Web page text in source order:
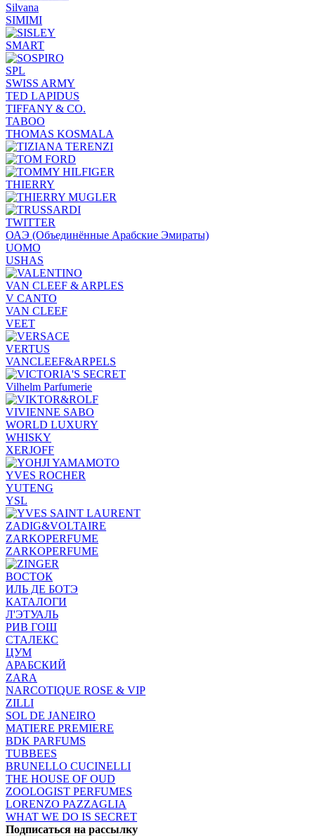
Silvana
SIMIMI
SMART
SPL
SWISS ARMY
TED LAPIDUS
TIFFANY & CO.
TABOO
THOMAS KOSMALA
THIERRY
TWITTER
ОАЭ (Объединённые Арабские Эмираты)
UOMO
USHAS
VAN CLEEF & ARPLES
V CANTO
VAN CLEEF
VEET
VERTUS
VANCLEEF&ARPELS
Vilhelm Parfumerie
VIVIENNE SABO
WORLD LUXURY
WHISKY
XERJOFF
YVES ROCHER
YUTENG
YSL
ZADIG&VOLTAIRE
ZARKOPERFUME
ZARKOPERFUME
ВОСТОК
ИЛЬ ДЕ БОТЭ
КАТАЛОГИ
Л'ЭТУАЛЬ
РИВ ГОШ
СТАЛЕКС
ЦУМ
АРАБСКИЙ
ZARA
NARCOTIQUE ROSE & VIP
ZILLI
SOL DE JANEIRO
MATIERE PREMIERE
BDK PARFUMS
TUBBEES
BRUNELLO CUCINELLI
THE HOUSE OF OUD
ZOOLOGIST PERFUMES
LORENZO PAZZAGLIA
WHAT WE DO IS SECRET
Подписаться на рассылку